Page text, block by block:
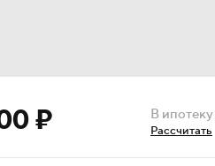
₽ В ипотеку
Рассчитать